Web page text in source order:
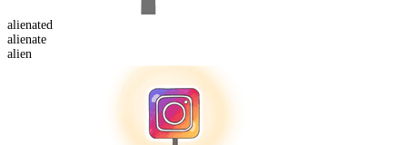
alienated
alienate
alien